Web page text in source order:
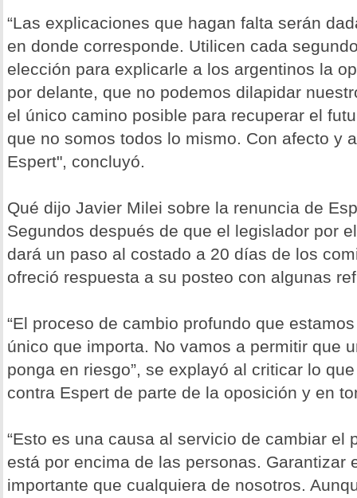
“Las explicaciones que hagan falta serán
en donde corresponde. Utilicen cada
elección para explicarle a los argentinos la
por delante, que no podemos dilapidar
el único camino posible para recuperar el
que no somos todos lo mismo. Con afecto y
Espert", concluyó.
Qué dijo Javier Milei sobre la renuncia de
Segundos después de que el legislador por
dará un paso al costado a 20 días de los
ofreció respuesta a su posteo con algunas
“El proceso de cambio profundo que
único que importa. No vamos a permitir que
ponga en riesgo”, se explayó al criticar lo
contra Espert de parte de la oposición y en
“Esto es una causa al servicio de cambiar el
está por encima de las personas. Garantizar
importante que cualquiera de nosotros.